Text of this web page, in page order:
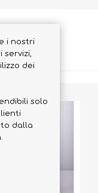
i nostri
servizi,
dei
solo
dalla